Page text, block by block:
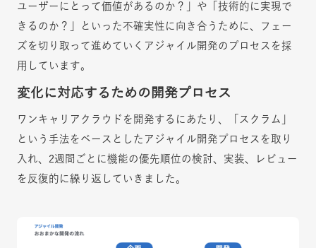
ユーザーにとって価値があるのか？」や「技術的に実現で
きるのか？」といった不確実性に向き合うために、フェー
ズを切り取って進めていくアジャイル開発のプロセスを採
用しています。
変化に対応するための開発プロセス
ワンキャリアクラウドを開発するにあたり、「スクラム」
という手法をベースとしたアジャイル開発プロセスを取り
入れ、2週間ごとに機能の優先順位の検討、実装、レビュー
を反復的に繰り返していきました。